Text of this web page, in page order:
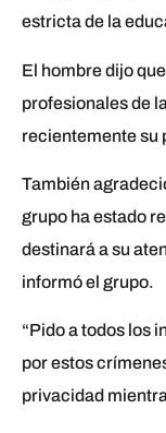
estricta de la
El hombre dijo
profesionales de
recientemente su
También
grupo ha estado
destinará a su
informó el grupo.
“Pido a todos los
por estos
privacidad